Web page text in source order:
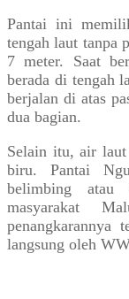
Pantai ini
tengah laut tanpa
7 meter. Saat
berada di tengah
berjalan di atas
dua bagian.
Selain itu, air
biru. Pantai
belimbing atau
masyarakat
penangkarannya
langsung oleh